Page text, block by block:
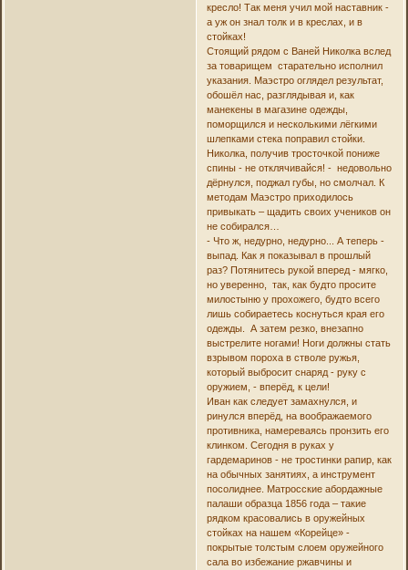
кресло! Так меня учил мой наставник -
а уж он знал толк и в креслах, и в
стойках!
Стоящий рядом с Ваней Николка вслед
за товарищем старательно исполнил
указания. Маэстро оглядел результат,
обошёл нас, разглядывая и, как
манекены в магазине одежды,
поморщился и несколькими лёгкими
шлепками стека поправил стойки.
Николка, получив тросточкой пониже
спины - не отклячивайся! - недовольно
дёрнулся, поджал губы, но смолчал. К
методам Маэстро приходилось
привыкать – щадить своих учеников он
не собирался…
- Что ж, недурно, недурно... А теперь -
выпад. Как я показывал в прошлый
раз? Потянитесь рукой вперед - мягко,
но уверенно, так, как будто просите
милостыню у прохожего, будто всего
лишь собираетесь коснуться края его
одежды. А затем резко, внезапно
выстрелите ногами! Ноги должны стать
взрывом пороха в стволе ружья,
который выбросит снаряд - руку с
оружием, - вперёд, к цели!
Иван как следует замахнулся, и
ринулся вперёд, на воображаемого
противника, намереваясь пронзить его
клинком. Сегодня в руках у
гардемаринов - не тростинки рапир, как
на обычных занятиях, а инструмент
посолиднее. Матросские абордажные
палаши образца 1856 года – такие
рядком красовались в оружейных
стойках на нашем «Корейце» -
покрытые толстым слоем оружейного
сала во избежание ржавчины и